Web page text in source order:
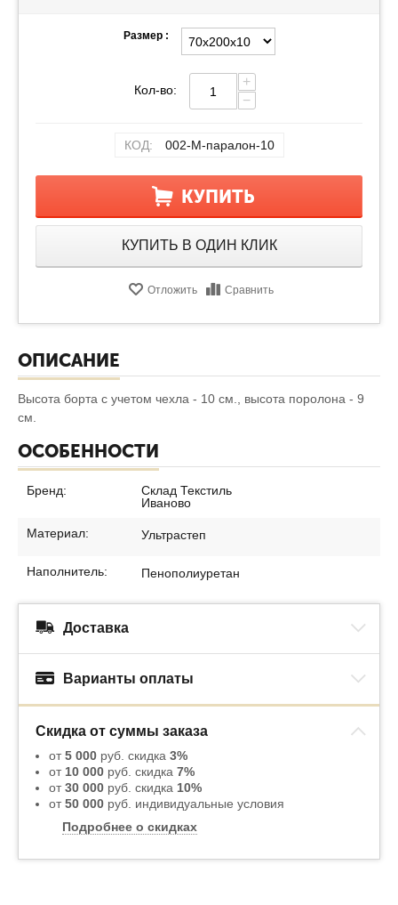
Размер :
Кол-во:
+
−
КОД: 002-М-паралон-10
КУПИТЬ
КУПИТЬ В ОДИН КЛИК
Отложить Сравнить
ОПИСАНИЕ
Высота борта с учетом чехла - 10 см., высота поролона - 9
см.
ОСОБЕННОСТИ
Бренд:
Склад Текстиль
Иваново
Материал: Ультрастеп
Наполнитель: Пенополиуретан
Доставка
Варианты оплаты
Скидка от суммы заказа
от5 000 руб. скидка 3%
от 10 000 руб. скидка 7%
от30 000 руб. скидка 10%
от50 000 руб. индивидуальные условия
Подробнее о скидках